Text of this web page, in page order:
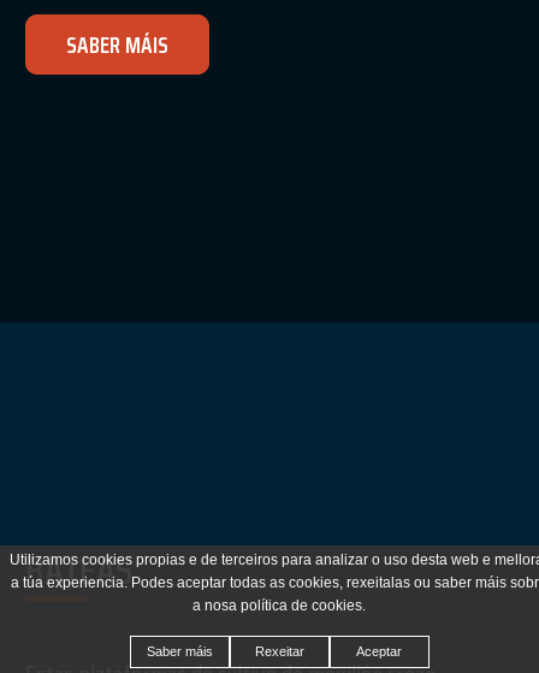
Utilizamos cookies propias e de terceiros para analizar o uso desta web e
a túa experiencia. Podes aceptar todas as cookies, rexeitalas ou saber máis
a nosa política de cookies.
Saber máis Rexeitar Aceptar
SABER MÁIS
BATEAS